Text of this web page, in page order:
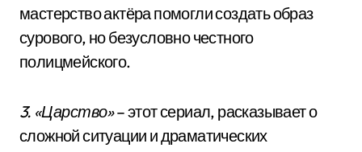
мастерство актёра помогли создать образ
сурового, но безусловно честного
полицмейского.
3. «Царство»– этот сериал, расказывает о
сложной ситуации и драматических